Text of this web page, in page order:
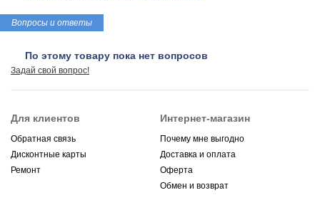
Вопросы и ответы
По этому товару пока нет вопросов
Задай свой вопрос!
Для клиентов
Обратная связь
Дисконтные карты
Ремонт
Интернет-магазин
Почему мне выгодно
Доставка и оплата
Оферта
Обмен и возврат